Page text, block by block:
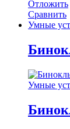
Отложить
Сравнить
Умные
Умные